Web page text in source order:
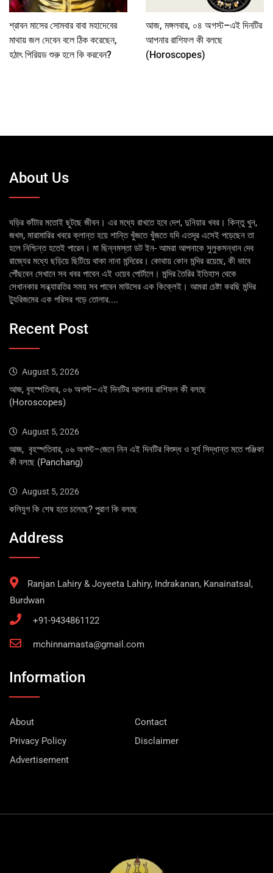
শ্রাবন মাসের সোমবার বাবা মহাদেবের
মাথায় জল দেবেন বলে ঠিক করেছেন,
হঠাৎ পিরিয়ড শুরু হলে কি করবেন?
আজ, মঙ্গলবার, ০৪ অগস্ট–এই দিনটির
আপনার রাশিফল কী বলছে
(Horoscopes)
About Us
ঘড়ির কাঁটার মতোই ছুটছে জীবন। এর মধ্যে রাখতে হবে দেশ, দুনিয়ার খবর। কিন্তু খুন,
জখম, মারামারির খবরে ক্লান্ত হয়ে শান্তি খুঁজতে খুঁজতে যদি এতদূর এসেই পড়েছেন তা
হলে নিশ্চিন্ত হতেই পারেন। মা ছিন্নমস্তা ডট ইন- আমরা আপনাকে সুলুকসন্ধান দেব
রাজ্যের মধ্যে ছড়িয়ে ছিটিয়ে থাকা নানা মন্দিরের। কোথায় কোন মন্দির রয়েছে, কী ভাবে
পৌঁছবেন সেখানে সব খবর পাবেন এই ওয়েব পোর্টালে। মন্দির তৈরির ইতিহাস থেকে
সেখানকার সন্ধ্যারতির সময় সব পাবেন মাউসের এক কিক্লেই। আমরা চেষ্টা করছি মন্দির
ট্যুরিজমের এক পরিসর গড়ে তোলার....
Recent Post
August 5, 2026
আজ, বৃহস্পতিবার, ০৬ অগস্ট–এই দিনটির আপনার রাশিফল কী বলছে
(Horoscopes)
August 5, 2026
আজ, বৃহস্পতিবার, ০৬ অগস্ট–জেনে নিন এই দিনটির বিশুদ্ধ ও সূর্য সিদ্ধান্ত মতে পঞ্জিকা
কী বলছে (Panchang)
August 5, 2026
কলিযুগ কি শেষ হতে চলেছে? পুরাণ কি বলছে
Address
Ranjan Lahiry & Joyeeta Lahiry, Indrakanan, Kanainatsal,
Burdwan
+91-9434861122
mchinnamasta@gmail.com
Information
About
Contact
Privacy Policy
Disclaimer
Advertisement